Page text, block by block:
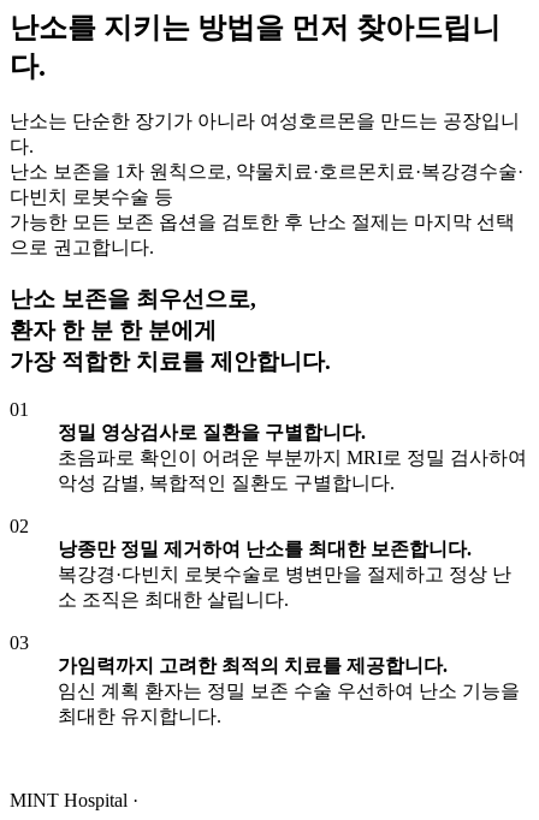
난소를 지키는 방법 을 먼저 찾아드립니
다.
난소는 단순한 장기가 아니라 여성호르몬을 만드는 공장입니
다.
난소 보존을 1차 원칙으로, 약물치료·호르몬치료·복강경수술·
다빈치 로봇수술 등
가능한 모든 보존 옵션을 검토한 후 난소 절제는 마지막 선택
으로 권고합니다.
난소 보존을 최우선으로,
환자 한 분 한 분에게
가장 적합한 치료를 제안합니다.
01
정밀 영상검사로 질환을 구별합니다.
초음파로 확인이 어려운 부분까지 MRI로 정밀 검사하여
악성 감별, 복합적인 질환도 구별합니다.
02
낭종만 정밀 제거하여 난소를 최대한 보존합니다.
복강경·다빈치 로봇수술로 병변만을 절제하고 정상 난
소 조직은 최대한 살립니다.
03
가임력까지 고려한 최적의 치료를 제공합니다.
임신 계획 환자는 정밀 보존 수술 우선하여 난소 기능을
최대한 유지합니다.
MINT Hospital ·